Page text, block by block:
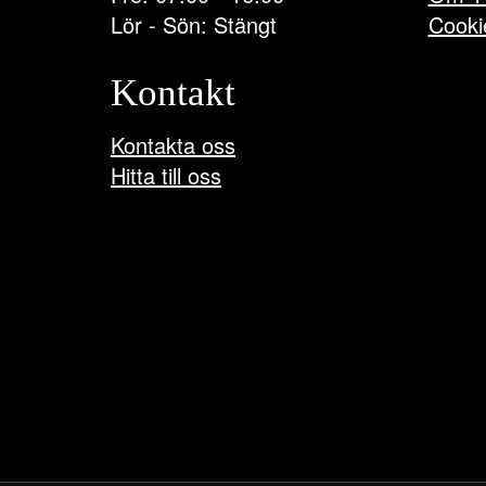
Lör - Sön: Stängt
Kontakt
Kontakta oss
Hitta till oss